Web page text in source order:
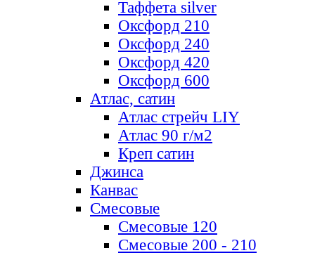
Таффета silver
Оксфорд 210
Оксфорд 240
Оксфорд 420
Оксфорд 600
Атлас, сатин
Атлас стрейч LIY
Атлас 90 г/м2
Креп сатин
Джинса
Канвас
Смесовые
Смесовые 120
Смесовые 200 - 210